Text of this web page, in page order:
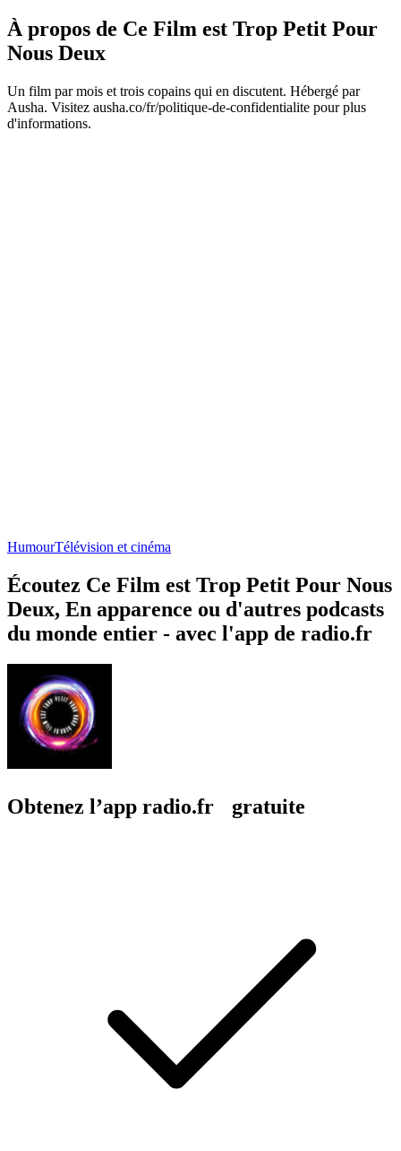
À propos de Ce Film est Trop Petit Pour
Nous Deux
Un film par mois et trois copains qui en discutent. Hébergé par
Ausha. Visitez ausha.co/fr/politique-de-confidentialite pour plus
d'informations.
HumourTélévision et cinéma
Écoutez Ce Film est Trop Petit Pour Nous
Deux, En apparence ou d'autres podcasts
du monde entier - avec l'app de radio.fr
Obtenez l’app radio.fr gratuite